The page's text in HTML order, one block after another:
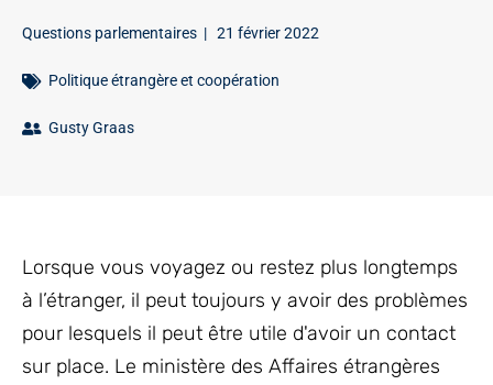
Questions parlementaires | 21 février 2022
Politique étrangère et coopération
Gusty Graas
Lorsque vous voyagez ou restez plus longtemps
à l’étranger, il peut toujours y avoir des problèmes
pour lesquels il peut être utile d'avoir un contact
sur place. Le ministère des Affaires étrangères